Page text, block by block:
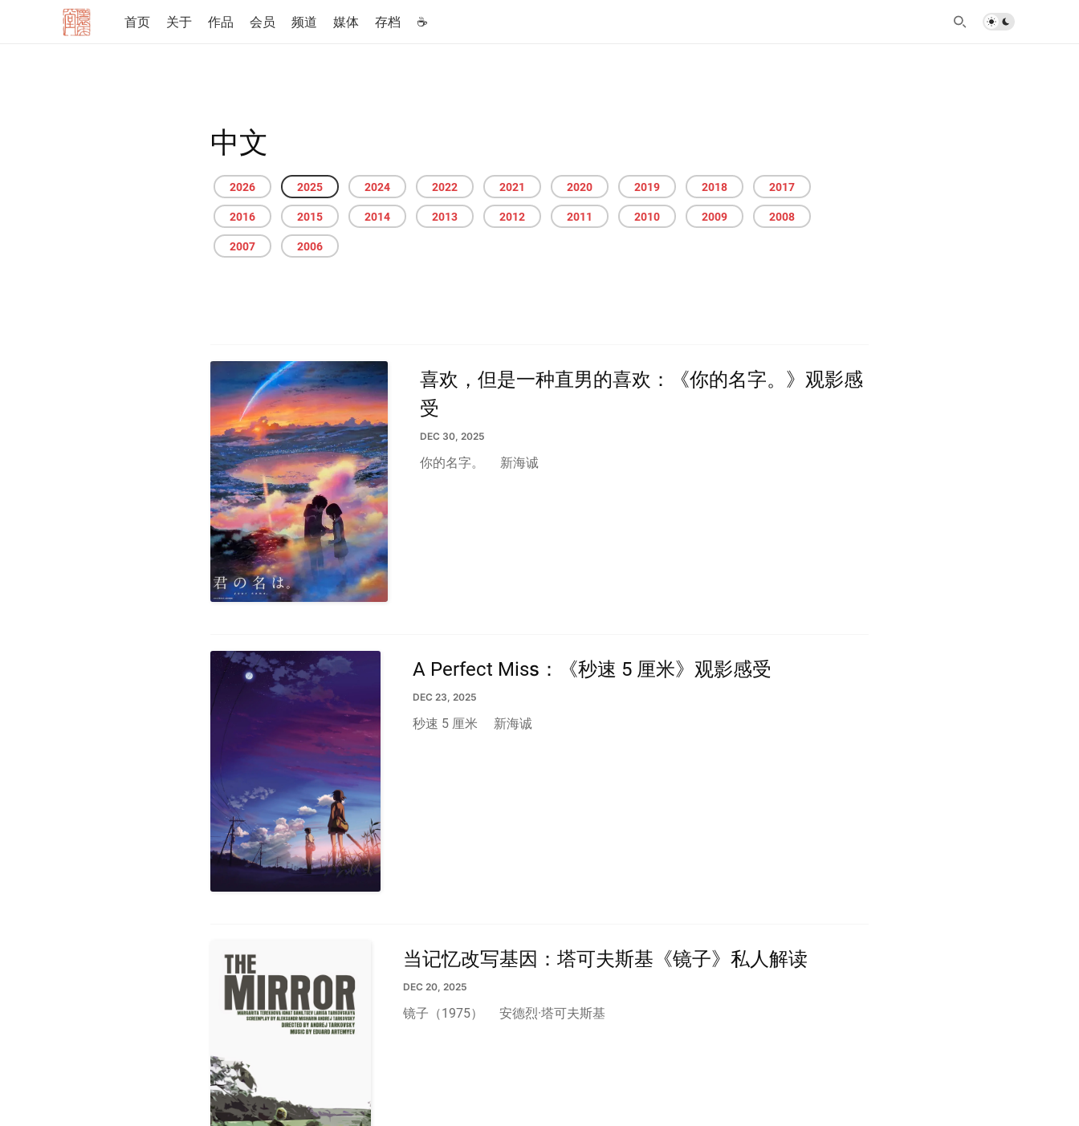
首页 关于 作品 会员 频道 媒体 存档 ☕️
中文
2026 2025 2024 2022 2021 2020 2019 2018
2017
2016
2015 2014 2013 2012 2011 2010 2009
2008
2007
2006
喜欢，但是一种直男的喜欢：《你的名字。》观影感
受
DEC 30, 2025
你的名字。 新海诚
A Perfect Miss：《秒速 5 厘米》观影感受
DEC 23, 2025
秒速 5 厘米 新海诚
当记忆改写基因：塔可夫斯基《镜子》私人解读
DEC 20, 2025
镜子（1975） 安德烈·塔可夫斯基